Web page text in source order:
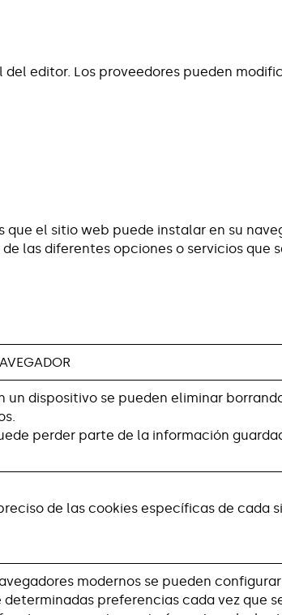
editor. Los proveedores pueden
el sitio web puede instalar en su
las diferentes opciones o servicios que
un dispositivo se pueden eliminar
perder parte de la información
de las cookies específicas de
modernos se pueden
preferencias cada vez que